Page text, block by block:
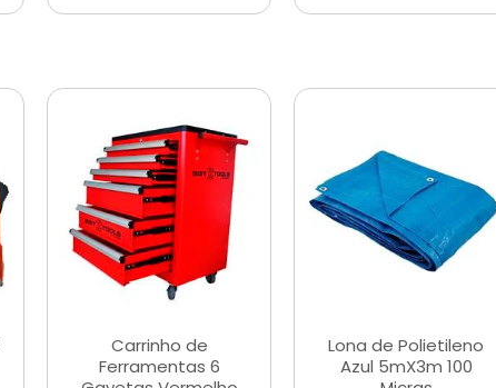
Carrinho de
Ferramentas 6
Lona de Polietileno
Azul 5mX3m 100